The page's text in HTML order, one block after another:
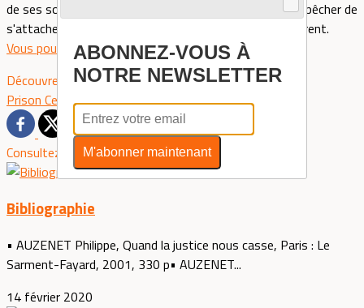
de ses souffrances et de ses révoltes et ne peut s’empêcher de
s'attacher à lui. Un livre qui ne vous laissera pas indifférent.
Vous pouvez trouver le livre ici
Découvrez davantage d'articles sur ces thèmes :
Prison Centre de détentionRéinsertionMonde carcéral
Consultez également
Bibliographie
• AUZENET Philippe, Quand la justice nous casse, Paris : Le
Sarment-Fayard, 2001, 330 p• AUZENET...
14 février 2020
ABONNEZ-VOUS À
NOTRE NEWSLETTER
M'abonner maintenant